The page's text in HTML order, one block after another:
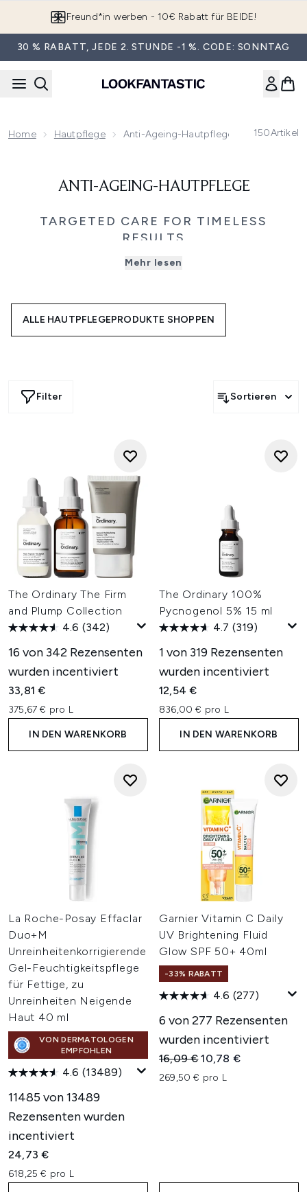
Freund*in werben - 10€ Rabatt für BEIDE!
30 % RABATT, JEDE 2. STUNDE -1 %. CODE: SONNTAG
Home Hautpflege Anti-Ageing-Hautpflege 150Artikel
ANTI-AGEING-HAUTPFLEGE
TARGETED CARE FOR TIMELESS
RESULTS
Aging-Hautpflege bei LOOKFANTASTIC. Hier finden Sie
Oder wenn Sie dunkle Augenringe mindern möchten,
bieten wir eine fantastische Auswahl an
jugendlichkeitsfördernder Augenpflege. Hochwirksame
Aging-Hautpflege das Erscheinungsbild Ihrer Haut. Das
Exfolieren, Befeuchten und Verjüngen der Haut kann dazu
Kollagen, AHA, Vitamin C, Niacinamid und Peptide sind die
Mehr lesen
ALLE HAUTPFLEGEPRODUKTE SHOPPEN
Filter Sortieren
The Ordinary The Firm
and Plump Collection
4.6 (342)
16 von 342 Rezensenten
wurden incentiviert
33,81 €
375,67 € pro L
IN DEN WARENKORB
The Ordinary 100%
Pycnogenol 5% 15 ml
4.7 (319)
1 von 319 Rezensenten
wurden incentiviert
12,54 €
836,00 € pro L
IN DEN WARENKORB
La Roche-Posay Effaclar
Duo+M
Unreinheitenkorrigierende
Gel-Feuchtigkeitspflege
für Fettige, zu
Unreinheiten Neigende
Haut 40 ml
VON DERMATOLOGEN
EMPFOHLEN
4.6 (13489)
11485 von 13489
Rezensenten wurden
incentiviert
24,73 €
618,25 € pro L
Garnier Vitamin C Daily
UV Brightening Fluid
Glow SPF 50+ 40ml
-33% RABATT
4.6 (277)
6 von 277 Rezensenten
wurden incentiviert
Unverbindliche
16,09 €Aktueller Preis:
10,78 €
269,50 € pro L